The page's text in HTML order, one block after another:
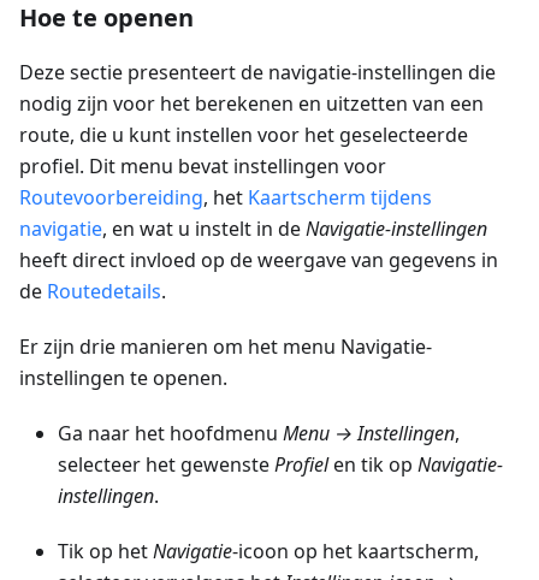
Hoe te openen
Deze sectie presenteert de navigatie-instellingen die
nodig zijn voor het berekenen en uitzetten van een
route, die u kunt instellen voor het geselecteerde
profiel. Dit menu bevat instellingen voor
Routevoorbereiding, het Kaartscherm tijdens
navigatie, en wat u instelt in deNavigatie-instellingen
heeft direct invloed op de weergave van gegevens in
de Routedetails.
Er zijn drie manieren om het menu Navigatie-
instellingen te openen.
Ga naar het hoofdmenu Menu → Instellingen,
selecteer het gewensteProfielen tik op Navigatie-
instellingen.
Tik op hetNavigatie-icoon op het kaartscherm,